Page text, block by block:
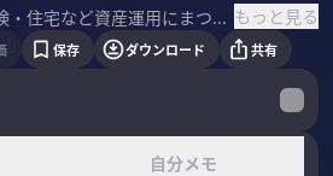
株・保険・住宅など資産運用にまつわるスキルセットを一流のプロの講義を受けて学ぶMONEY SKILL SETの応用編。今回は特別編として「国民総株主」を掲げた新ビジネスを立ち上げた前澤友作氏にインタビュー。後藤達也氏が特別出演。 ＜ゲスト＞ 前澤友作（実業家／カブ&ピース株式会社代表取締役社長） もっと見る
保存 ダウンロード 共有
自分メモ